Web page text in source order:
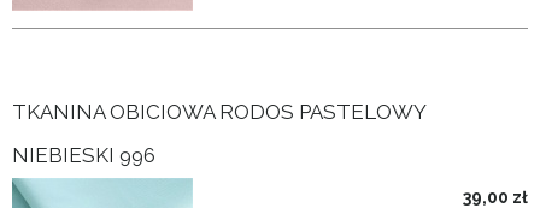
TKANINA OBICIOWA RODOS PASTELOWY
NIEBIESKI 996
39,00 zł